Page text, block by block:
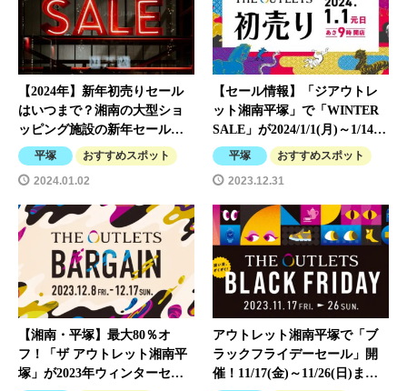
【2024年】新年初売りセール
はいつまで？湘南の大型ショ
ッピング施設の新年セール…
平塚
おすすめスポット
2024.01.02
【セール情報】「ジアウトレ
ット湘南平塚」で「WINTER
SALE」が2024/1/1(月)～1/14…
平塚
おすすめスポット
2023.12.31
【湘南・平塚】最大80％オ
フ！「ザ アウトレット湘南平
塚」が2023年ウィンターセ…
アウトレット湘南平塚で「ブ
ラックフライデーセール」開
催！11/17(金)～11/26(日)ま…